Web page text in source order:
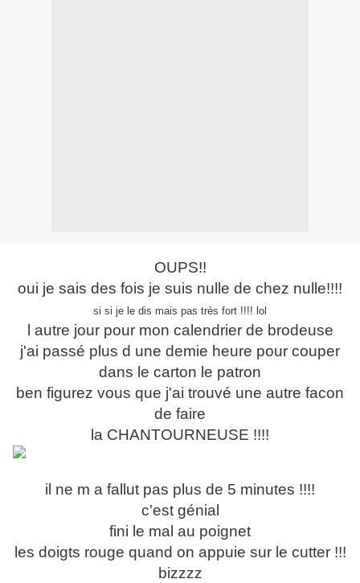
OUPS!!
oui je sais des fois je suis nulle de chez nulle!!!!
si si je le dis mais pas très fort !!!! lol
l autre jour pour mon calendrier de brodeuse
j'ai passé plus d une demie heure pour couper
dans le carton le patron
ben figurez vous que j'ai trouvé une autre facon
de faire
la CHANTOURNEUSE !!!!
il ne m a fallut pas plus de 5 minutes !!!!
c'est génial
fini le mal au poignet
les doigts rouge quand on appuie sur le cutter !!!
bizzzz